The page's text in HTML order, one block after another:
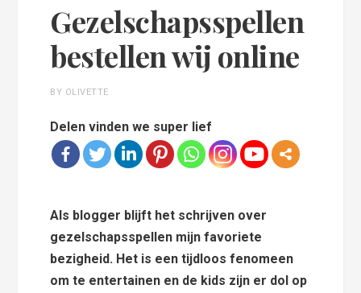
Gezelschapsspellen
bestellen wij online
BY OLIVETTE
Delen vinden we super lief
Als blogger blijft het schrijven over
gezelschapsspellen mijn favoriete
bezigheid. Het is een tijdloos fenomeen
om te entertainen en de kids zijn er dol op